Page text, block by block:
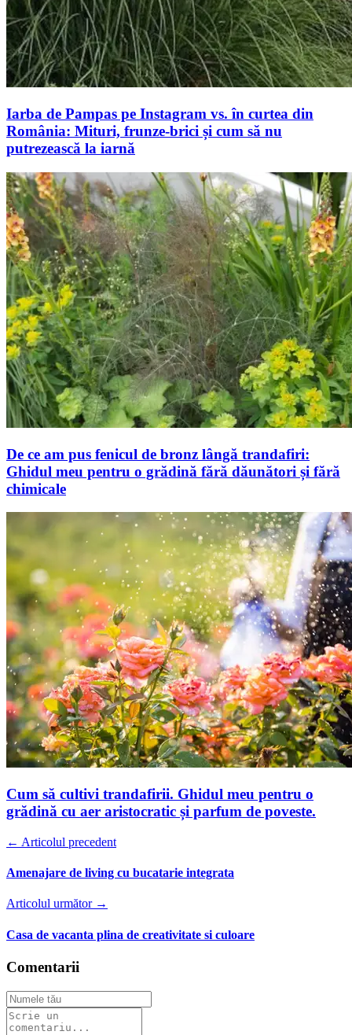
Iarba de Pampas pe Instagram vs. în curtea din
România: Mituri, frunze-brici și cum să nu
putrezească la iarnă
De ce am pus fenicul de bronz lângă trandafiri:
Ghidul meu pentru o grădină fără dăunători și fără
chimicale
Cum să cultivi trandafirii. Ghidul meu pentru o
grădină cu aer aristocratic și parfum de poveste.
← Articolul precedent
Amenajare de living cu bucatarie integrata
Articolul următor →
Casa de vacanta plina de creativitate si culoare
Comentarii